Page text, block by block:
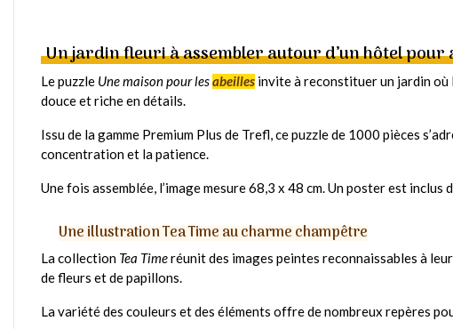
Un jardin fleuri à assembler autour d’un hôtel pour
Le puzzle Une maison pour lesabeilles invite à reconstituer un jardin où
douce et riche en détails.
Issu de la gamme Premium Plus de Trefl, ce puzzle de 1000 pièces
concentration et la patience.
Une fois assemblée, l’image mesure 68,3 x 48 cm. Un poster est
Une illustration Tea Time au charme champêtre
La collection Tea Timeréunit des images peintes reconnaissables à
de fleurs et de papillons.
La variété des couleurs et des éléments offre de nombreux repères